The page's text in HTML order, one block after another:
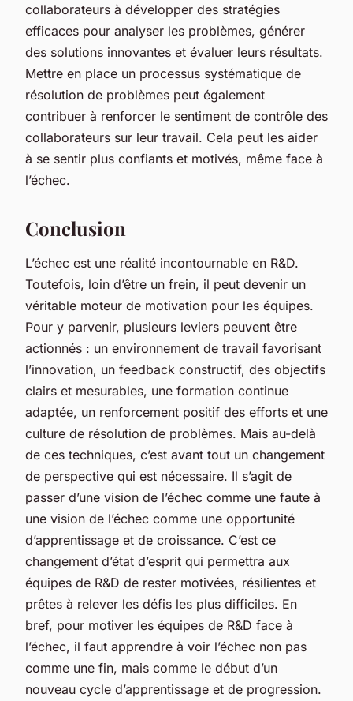
collaborateurs à développer des stratégies
efficaces pour analyser les problèmes, générer
des solutions innovantes et évaluer leurs résultats.
Mettre en place un processus systématique de
résolution de problèmes peut également
contribuer à renforcer le sentiment de contrôle des
collaborateurs sur leur travail. Cela peut les aider
à se sentir plus confiants et motivés, même face à
l’échec.
Conclusion
L’échec est une réalité incontournable en R&D.
Toutefois, loin d’être un frein, il peut devenir un
véritable moteur de motivation pour les équipes.
Pour y parvenir, plusieurs leviers peuvent être
actionnés : un environnement de travail favorisant
l’innovation, un feedback constructif, des objectifs
clairs et mesurables, une formation continue
adaptée, un renforcement positif des efforts et une
culture de résolution de problèmes. Mais au-delà
de ces techniques, c’est avant tout un changement
de perspective qui est nécessaire. Il s’agit de
passer d’une vision de l’échec comme une faute à
une vision de l’échec comme une opportunité
d’apprentissage et de croissance. C’est ce
changement d’état d’esprit qui permettra aux
équipes de R&D de rester motivées, résilientes et
prêtes à relever les défis les plus difficiles. En
bref, pour motiver les équipes de R&D face à
l’échec, il faut apprendre à voir l’échec non pas
comme une fin, mais comme le début d’un
nouveau cycle d’apprentissage et de progression.